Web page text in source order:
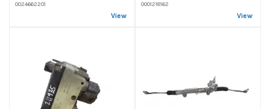
0024662201
View
0001218162
View